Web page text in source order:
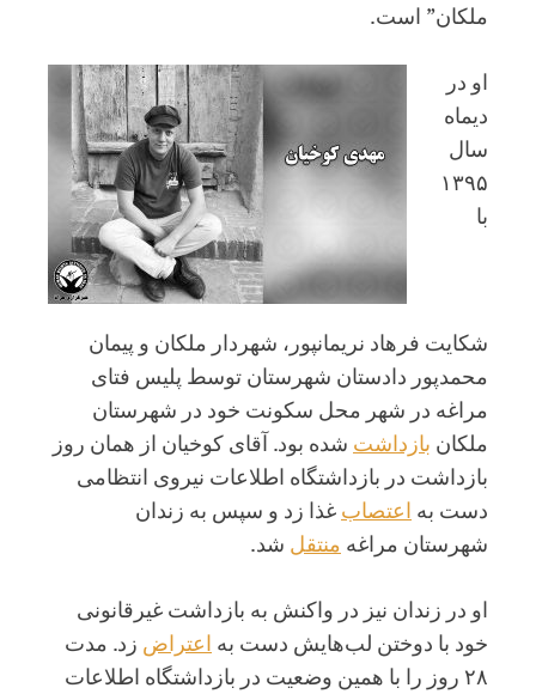
ملکان” است.
او در
دیماه
سال
۱۳۹۵
با
شکایت فرهاد نریمانپور، شهردار ملکان و پیمان
محمدپور دادستان شهرستان توسط پلیس فتای
مراغه در شهر محل سکونت خود در شهرستان
ملکان بازداشت شده بود. آقای کوخیان از همان روز
بازداشت در بازداشتگاه اطلاعات نیروی انتظامی
دست به اعتصاب غذا زد و سپس به زندان
شهرستان مراغه منتقل شد.
او در زندان نیز در واکنش به بازداشت غیرقانونی
خود با دوختن لب‌هایش دست به اعتراض زد. مدت
۲۸ روز را با همین وضعیت در بازداشتگاه اطلاعات